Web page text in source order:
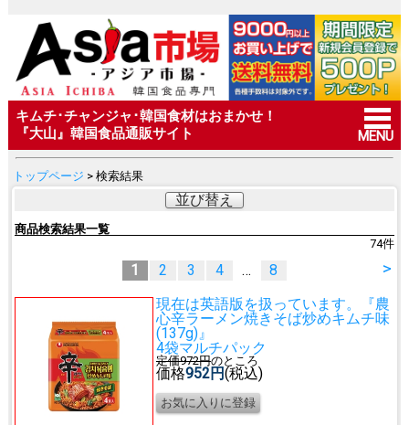
キムチ･チャンジャ･韓国食材はおまかせ！
『大山』韓国食品通販サイト
MENU
トップページ > 検索結果
並び替え
商品検索結果一覧
74件
>
1 2 3 4 …
8
現在は英語版を扱っています。
『農
心辛ラーメン焼きそば炒めキムチ味
(137g)』
4袋マルチパック
定価972円のところ
価格952円(税込)